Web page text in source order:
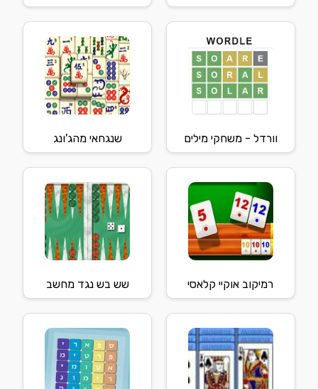
וורדל - משחקי מילים שנגחאי מהג'ונג
רמיקוב אוקיי קלאסי שש בש נגד מחשב